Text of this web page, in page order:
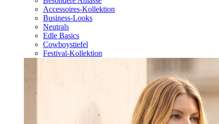
Accessoires-Kollektion
Business-Looks
Neutrals
Edle Basics
Cowboystiefel
Festival-Kollektion